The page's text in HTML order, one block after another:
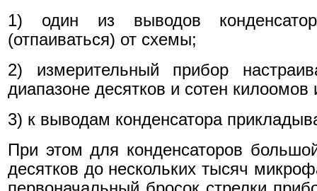
1) один из выводов
(отпаиваться) от схемы;
2) измерительный прибор
диапазоне десятков и сотен
3) к выводам конденсатора
При этом для конденсаторов
десятков до нескольких тысяч